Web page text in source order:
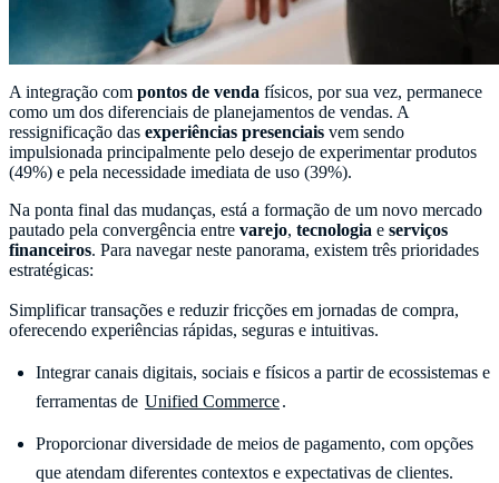
A integração com pontos de venda físicos, por sua vez, permanece
como um dos diferenciais de planejamentos de vendas. A
ressignificação das experiências presenciais vem sendo
impulsionada principalmente pelo desejo de experimentar produtos
(49%) e pela necessidade imediata de uso (39%).
Na ponta final das mudanças, está a formação de um novo mercado
pautado pela convergência entre varejo, tecnologia e serviços
financeiros. Para navegar neste panorama, existem três prioridades
estratégicas:
Simplificar transações e reduzir fricções em jornadas de compra,
oferecendo experiências rápidas, seguras e intuitivas.
Integrar canais digitais, sociais e físicos a partir de ecossistemas e
ferramentas de Unified Commerce.
Proporcionar diversidade de meios de pagamento, com opções
que atendam diferentes contextos e expectativas de clientes.